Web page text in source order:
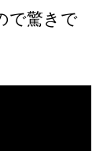
で驚きで